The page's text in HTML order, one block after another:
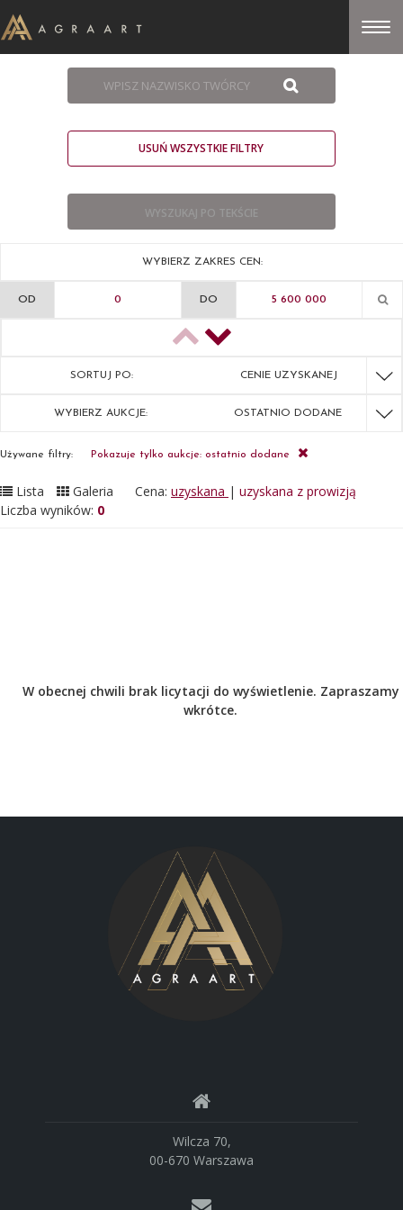
USUŃ WSZYSTKIE FILTRY
WYBIERZ ZAKRES CEN:
OD DO
SORTUJ PO: CENIE UZYSKANEJ
WYBIERZ AUKCJE: OSTATNIO DODANE
Używane filtry: Pokazuje tylko aukcje: ostatnio dodane
Lista Galeria Cena: uzyskana | uzyskana z prowizją
Liczba wyników: 0
W obecnej chwili brak licytacji do wyświetlenie. Zapraszamy
wkrótce.
Wilcza 70,
00-670 Warszawa